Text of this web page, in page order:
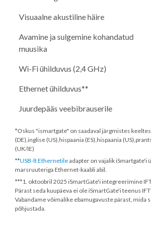
Visuaalne akustiline häire
Avamine ja sulgemine kohandatud
muusika
Wi-Fi ühilduvus (2,4 GHz)
Ethernet ühilduvus**
Juurdepääs veebibrauserile
*Oskus "ismartgate" on saadaval järgmistes
(DE),inglise (US),hispaania (ES),hispaania
(UK/IE)
**USB-lt Ethernetileadapter on vajalik iSmartgate'i
marsruuteriga Ethernet-kaabli abil.
***1. oktoobril 2025 iSmartGate'i integreerimine
Pärast seda kuupäeva ei ole iSmartGate'i teenus
Vabandame võimalike ebamugavuste pärast, mida
põhjustada.